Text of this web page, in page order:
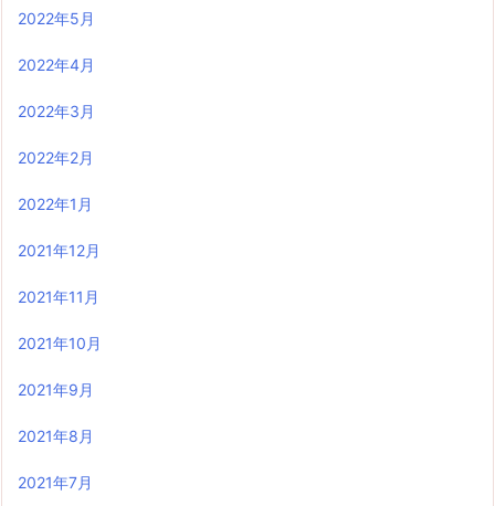
2022年5月
2022年4月
2022年3月
2022年2月
2022年1月
2021年12月
2021年11月
2021年10月
2021年9月
2021年8月
2021年7月